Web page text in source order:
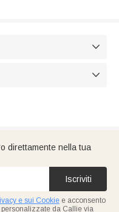


direttamente nella tua
Iscriviti
e sui Cookie e acconsento
da Callie via